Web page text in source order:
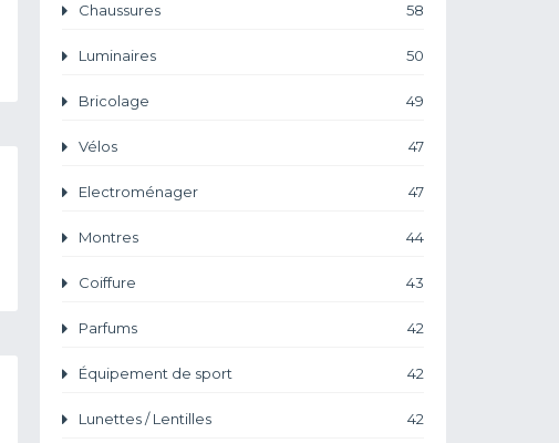
Chaussures 58
Luminaires 50
Bricolage 49
Vélos 47
Electroménager 47
Montres 44
Coiffure 43
Parfums 42
Équipement de sport 42
Lunettes / Lentilles 42